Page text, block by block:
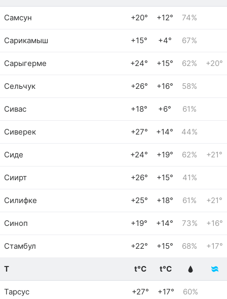
Самсун +20° +12° 74%
Сарикамыш +15° +4° 67%
Сарыгерме +24° +15° 62% +20°
Сельчук +26° +16° 58%
Сивас +18° +6° 61%
Сиверек +27° +14° 44%
Сиде +24° +19° 62% +21°
Сиирт +26° +15° 41%
Силифке +25° +18° 61% +21°
Синоп +19° +14° 73% +16°
Стамбул +22° +15° 68% +17°
Т t°C t°C
Тарсус +27° +17° 60%